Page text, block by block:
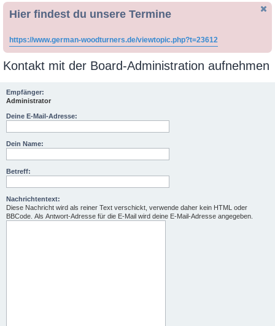
Hier findest du unsere Termine
https://www.german-woodturners.de/viewtopic.php?t=23612
Kontakt mit der Board-Administration aufnehmen
Empfänger:
Administrator
Deine E-Mail-Adresse:
Dein Name:
Betreff:
Nachrichtentext:
Diese Nachricht wird als reiner Text verschickt, verwende daher kein HTML oder
BBCode. Als Antwort-Adresse für die E-Mail wird deine E-Mail-Adresse angegeben.